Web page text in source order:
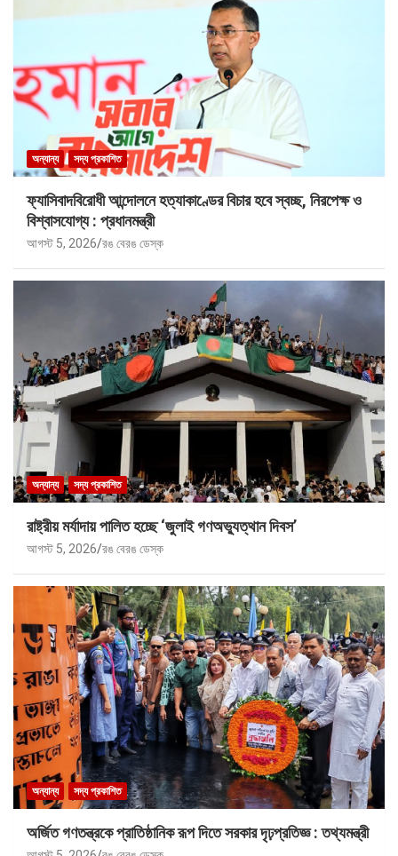
অন্যান্য সদ্য প্রকাশিত
ফ্যাসিবাদবিরোধী আন্দোলনে হত্যাকাণ্ডের বিচার হবে স্বচ্ছ, নিরপেক্ষ ও
বিশ্বাসযোগ্য : প্রধানমন্ত্রী
আগস্ট 5, 2026 রঙ বেরঙ ডেস্ক
অন্যান্য সদ্য প্রকাশিত
রাষ্ট্রীয় মর্যাদায় পালিত হচ্ছে ‘জুলাই গণঅভ্যুত্থান দিবস’
আগস্ট 5, 2026 রঙ বেরঙ ডেস্ক
অন্যান্য সদ্য প্রকাশিত
অর্জিত গণতন্ত্রকে প্রাতিষ্ঠানিক রূপ দিতে সরকার দৃঢ়প্রতিজ্ঞ : তথ্যমন্ত্রী